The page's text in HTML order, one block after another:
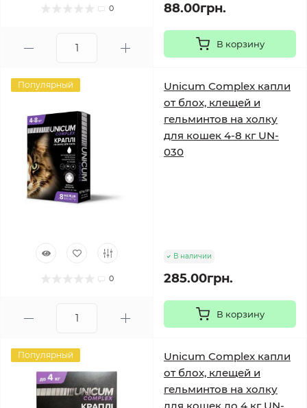
0 88.00грн.
В корзину
Популярный
0
Unicum Complex капли
от блох, клещей и
гельминтов на холку
для кошек 4-8 кг UN-
030
В наличии
285.00грн.
В корзину
Популярный
Unicum Complex капли
от блох, клещей и
гельминтов на холку